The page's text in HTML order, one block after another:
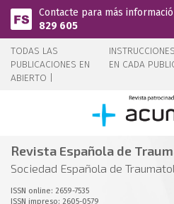
Pasar al contenido principal
Contacte para más
829 605
TODAS LAS
PUBLICACIONES EN
ABIERTO |
EN CADA
Revista Española de
Sociedad Española de
ISSN online: 2659-7535
ISSN impreso: 2605-0579